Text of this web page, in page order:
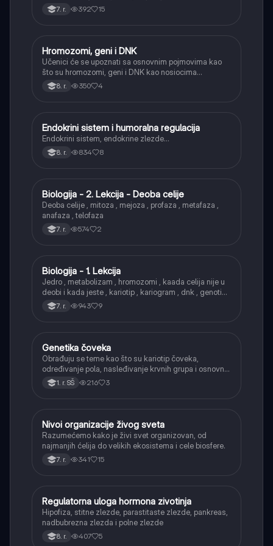
one koje izazivaju bolesti.
7. r. 392 15
Biologija
Hromozomi, geni i DNK
Učenici će se upoznati sa osnovnim pojmovima kao
što su hromozomi, geni i DNK kao nosiocima
naslednih informacija.
8. r. 350 4
Biologija
Endokrini sistem i humoralna regulacija
Endokrini sistem, endokrine zlezde…
8. r. 834 8
Biologija
Biologija - 2. Lekcija - Deoba celije
Deoba celije , mitoza , mejoza , profaza , metafaza ,
anafaza , telofaza
7. r. 574 2
Biologija
Biologija - 1. Lekcija
Jedro , metabolizam , hromozomi , kaada celija nije u
deobi i kada jeste , kariotip , kariogram , dnk , genotip ,
fenotip7. r. 943 9
Biologija
Genetika čoveka
Obrađuju se teme kao što su kariotip čoveka,
određivanje pola, nasleđivanje krvnih grupa i osnovni
primeri naslednih bolesti.
1. r. SŠ 216 3
Biologija
Nivoi organizacije živog sveta
Razumećemo kako je živi svet organizovan, od
najmanjih ćelija do velikih ekosistema i cele biosfere.
7. r. 341 15
Biologija
Regulatorna uloga hormona zivotinja
Hipofiza, stitne zlezde, parastitaste zlezde, pankreas,
nadbubrezna zlezda i polne zlezde
8. r. 407 5